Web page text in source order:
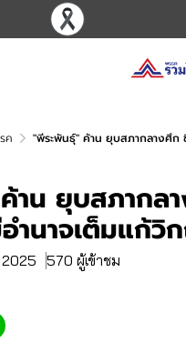
ค "พีระพันธุ์" ค้าน ยุบสภากลางศึก ชี้นายกควรมีอำ
าน ยุบสภากล
ำนาจเต็มแก้วิ
2025 570 ผู้เข้าชม